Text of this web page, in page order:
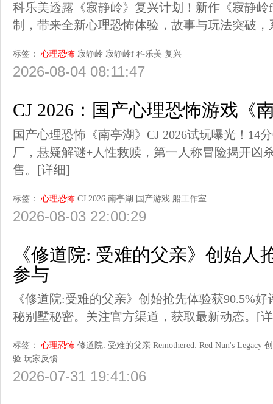
科乐美透露《寂静岭》复兴计划！新作《寂静
制，带来全新心理恐怖体验，故事与玩法突破，
标签： 心理恐怖 寂静岭 寂静岭f 科乐美 复兴
2026-08-04 08:11:47
CJ 2026：国产心理恐怖游戏《
国产心理恐怖《南亭湖》CJ 2026试玩曝光！14
厂，悬疑解谜+人性救赎，第一人称冒险揭开凶
售。 [详细]
标签： 心理恐怖 CJ 2026 南亭湖 国产游戏 船工作室
2026-08-03 22:00:29
《修道院: 受难的父亲》创始人
参与
《修道院:受难的父亲》创始抢先体验获90.5%
秘别墅秘密。关注官方渠道，获取最新动态。 [
标签： 心理恐怖 修道院: 受难的父亲 Remothered: Red Nun's Legacy
验 玩家反馈
2026-07-31 19:41:06